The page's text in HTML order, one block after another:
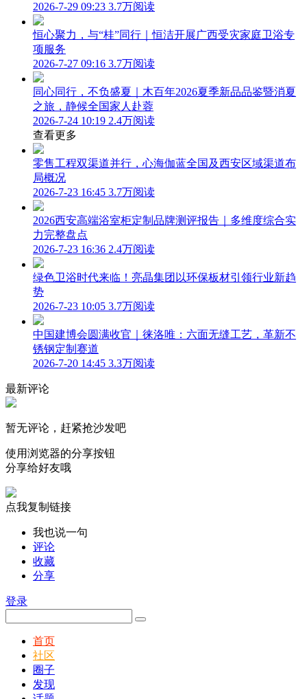
2026-7-29 09:23 3.7万阅读
恒心聚力，与“桂”同行｜恒洁开展广西受灾家庭卫浴专
项服务
2026-7-27 09:16 3.7万阅读
同心同行，不负盛夏｜木百年2026夏季新品品鉴暨消夏
之旅，静候全国家人赴蓉
2026-7-24 10:19 2.4万阅读
查看更多
零售工程双渠道并行，心海伽蓝全国及西安区域渠道布
局概况
2026-7-23 16:45 3.7万阅读
2026西安高端浴室柜定制品牌测评报告｜多维度综合实
力完整盘点
2026-7-23 16:36 2.4万阅读
绿色卫浴时代来临！亮晶集团以环保板材引领行业新趋
势
2026-7-23 10:05 3.7万阅读
中国建博会圆满收官｜徕洛唯：六面无缝工艺，革新不
锈钢定制赛道
2026-7-20 14:45 3.3万阅读
最新评论
暂无评论，赶紧抢沙发吧
使用浏览器的分享按钮
分享给好友哦
点我复制链接
我也说一句
评论
收藏
分享
登录
首页
社区
圈子
发现